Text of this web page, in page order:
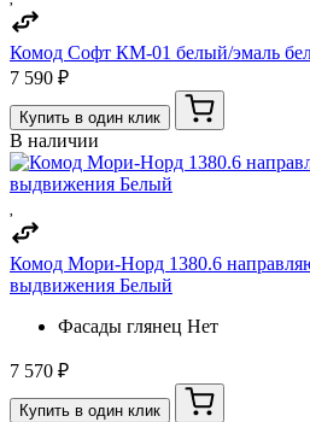
Комод Софт КМ-01 белый/эмаль
7 590 ₽
Купить в один клик
В наличии
Комод Мори-Норд 1380.6
выдвижения Белый
Фасады глянец Нет
7 570 ₽
Купить в один клик